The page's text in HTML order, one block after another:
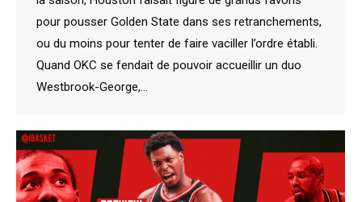
pour pousser Golden State dans ses retranchements,
ou du moins pour tenter de faire vaciller l’ordre établi.
Quand OKC se fendait de pouvoir accueillir un duo
Westbrook-George,…